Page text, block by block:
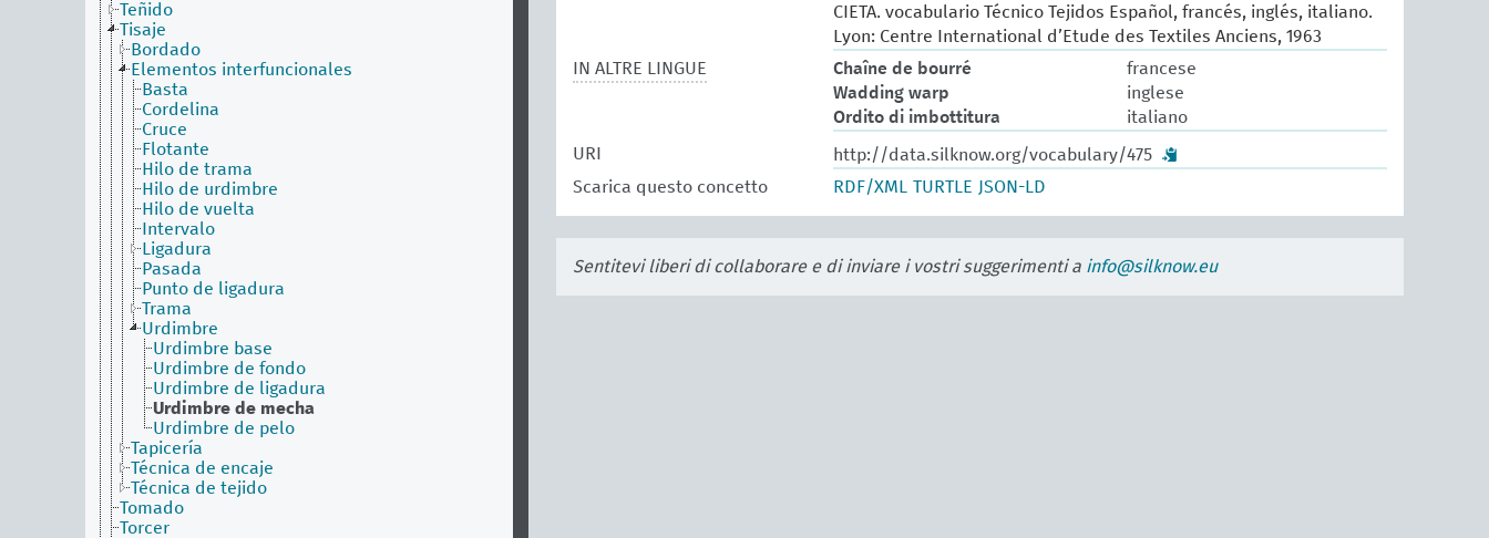
Teñido
Tisaje
Bordado
Elementos interfuncionales
Basta
Cordelina
Cruce
Flotante
Hilo de trama
Hilo de urdimbre
Hilo de vuelta
Intervalo
Ligadura
Pasada
Punto de ligadura
Trama
Urdimbre
Urdimbre base
Urdimbre de fondo
Urdimbre de ligadura
Urdimbre de mecha
Urdimbre de pelo
Tapicería
Técnica de encaje
Técnica de tejido
Tomado
Torcer
CIETA. vocabulario Técnico Tejidos Español, francés, inglés, italiano.
Lyon: Centre International d’Etude des Textiles Anciens, 1963
IN ALTRE LINGUE
Chaîne de bourré
francese
Wadding warp
inglese
Ordito di imbottitura
italiano
URI
http://data.silknow.org/vocabulary/475
Scarica questo concetto
RDF/XML TURTLE JSON-LD
Sentitevi liberi di collaborare e di inviare i vostri suggerimenti a info@silknow.eu